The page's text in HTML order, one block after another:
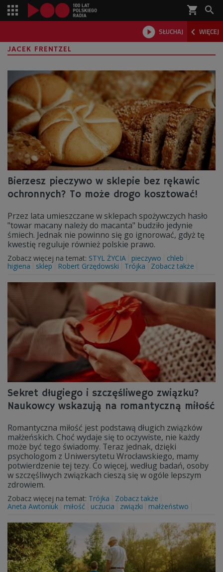
shopping_cart 
 SŁUCHAJ  WIĘCEJ

JACEK FRENTZEL
Bierzesz pieczywo w sklepie bez rękawic
ochronnych? To może drogo kosztować!
Przez lata umieszczane w sklepach spożywczych hasło
"towar macany należy do macanta" budziło jedynie
śmiech. Jednak nie powinno się go ignorować, gdyż tę
kwestię reguluje również polskie prawo.
Zobacz więcej na temat: STYL ŻYCIA pieczywo
chleb
higiena
sklep Robert Grzędowski Trójka Zobacz także
Sekret długiego i szczęśliwego związku?
Naukowcy wskazują na romantyczną miłość
Romantyczna miłość jest podstawą długich związków
małżeńskich. Choć wydaje się to oczywiste, nie każdy
może być tego świadomy. Teraz jednak, dzięki
psychologom z Uniwersytetu Wrocławskiego, mamy
potwierdzenie tej tezy. Co więcej, według badań, osoby
w szczęśliwych związkach cieszą się w ogóle lepszym
zdrowiem.
Zobacz więcej na temat: Trójka
Zobacz także
Aneta Awtoniuk
miłość uczucia związki małżeństwo